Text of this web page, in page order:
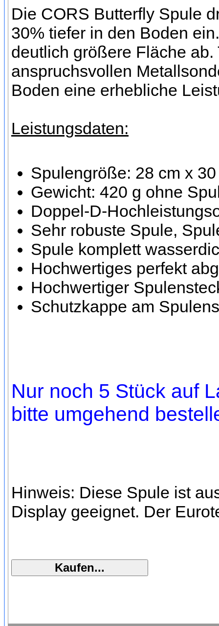
Die CORS Butterfly Spule
30% tiefer in den Boden
deutlich größere Fläche
anspruchsvollen
Boden eine erhebliche
Leistungsdaten:
Spulengröße: 28 cm x
Gewicht: 420 g ohne
Doppel-D-
Sehr robuste Spule,
Spule komplett
Hochwertiges perfekt
Hochwertiger
Schutzkappe am
Nur noch 5 Stück auf
bitte umgehend
Hinweis: Diese Spule ist
Display geeignet. Der